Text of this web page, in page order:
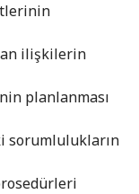
ilişkilerin
planlanması
sorumlulukların